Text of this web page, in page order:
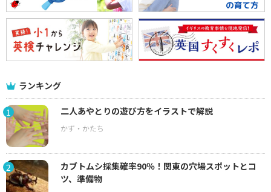
ランキング
1 二人あやとりの遊び方をイラストで解説
2
カブトムシ採集確率90％！関東の穴場スポットとコ
ツ、準備物